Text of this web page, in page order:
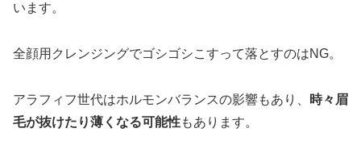
います。
全顔用クレンジングでゴシゴシこすって落とすのはNG。
アラフィフ世代はホルモンバランスの影響もあり、
時々眉
毛が抜けたり薄くなる可能性もあります。